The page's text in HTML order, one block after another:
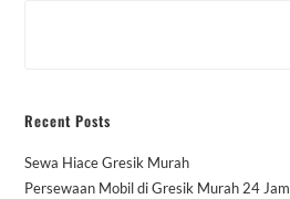
Recent Posts
Sewa Hiace Gresik Murah
Persewaan Mobil di Gresik Murah 24 Jam